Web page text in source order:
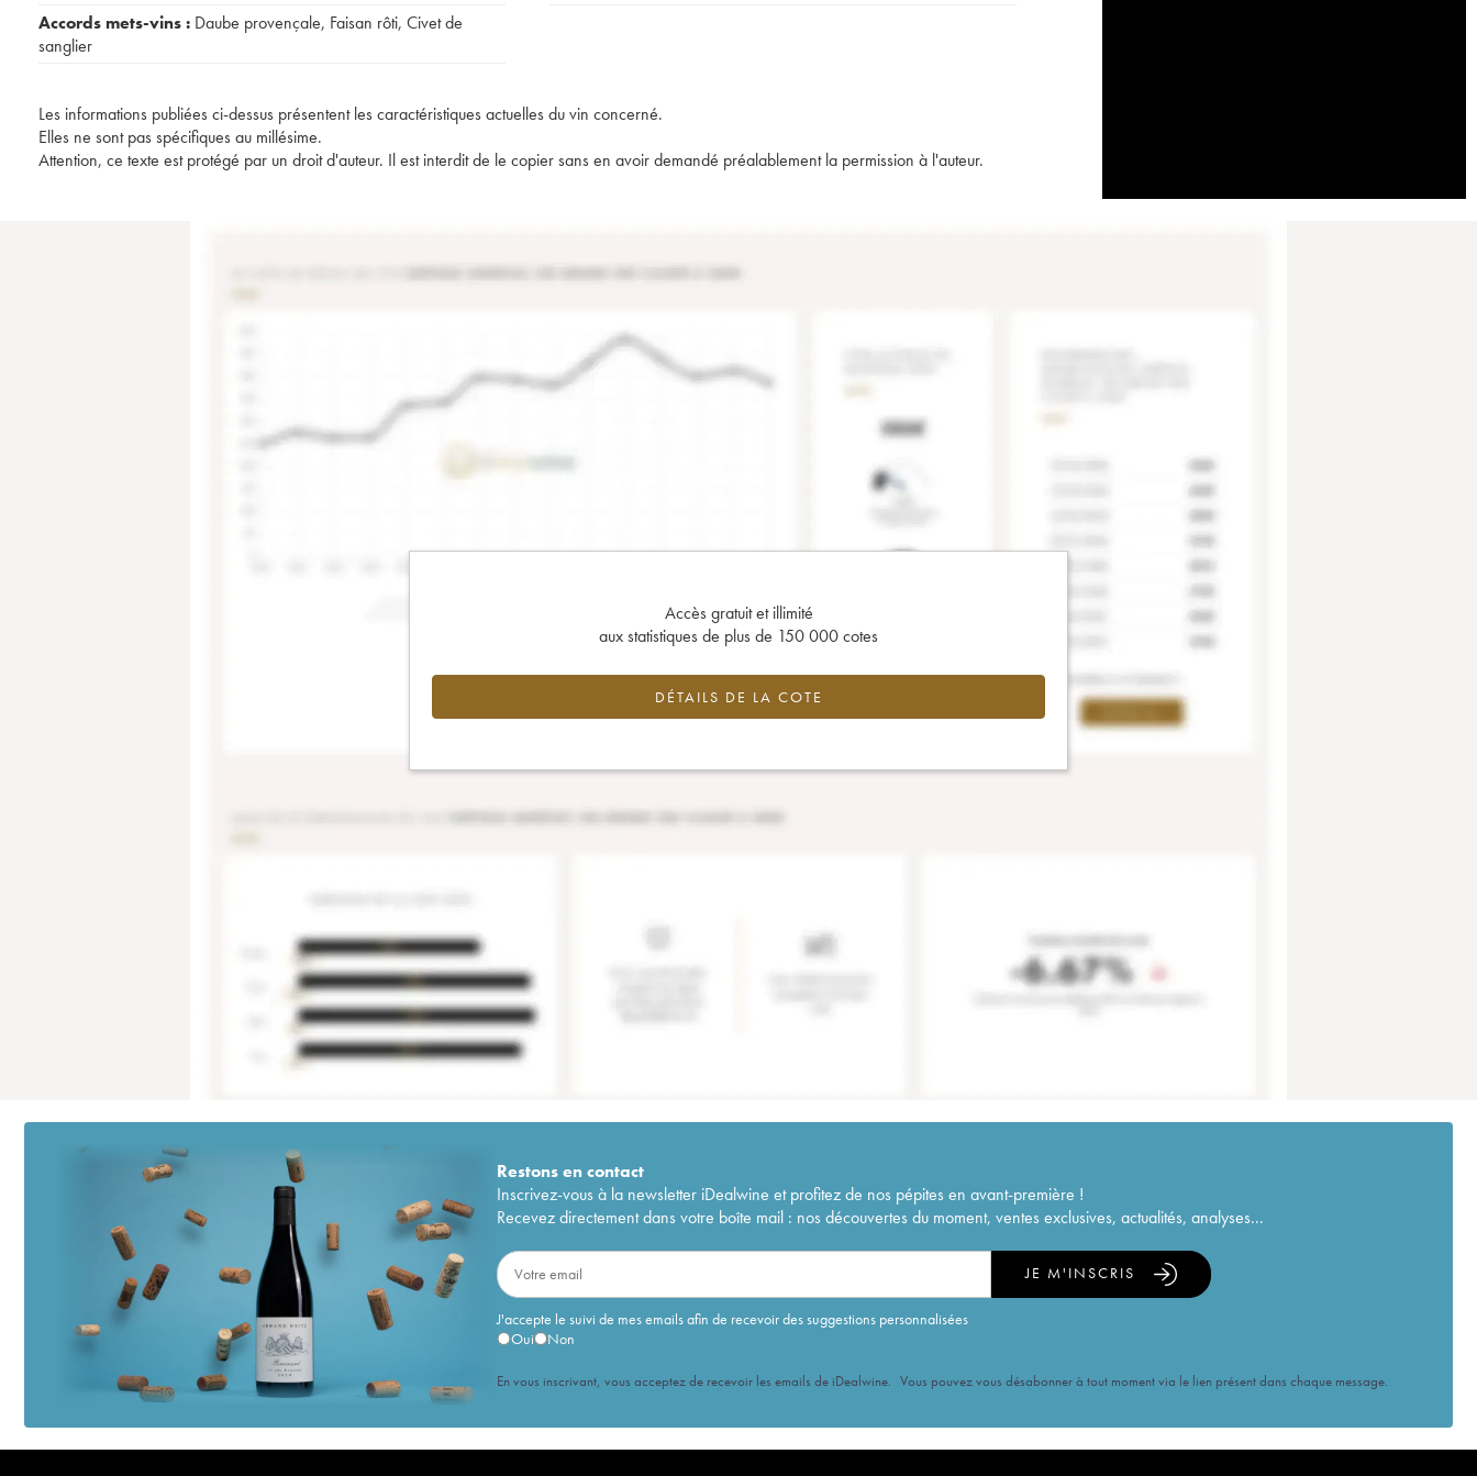
Accords mets-vins : Daube provençale, Faisan rôti, Civet de
sanglier
Les informations publiées ci-dessus présentent les caractéristiques actuelles du vin concerné.
Elles ne sont pas spécifiques au millésime.
Attention, ce texte est protégé par un droit d'auteur. Il est interdit de le copier sans en avoir demandé préalablement la permission à l'auteur.
Accès gratuit et illimité
aux statistiques de plus de 150 000 cotes
DÉTAILS DE LA COTE
Restons encontact
Inscrivez-vous à la newsletter iDealwine et profitez de nos pépites en avant-première !
Recevez directement dans votre boîte mail : nos découvertes du moment, ventes exclusives, actualités, analyses...
J'accepte le suivi de mes emails afin de recevoir des suggestions personnalisées
Oui
Non
JE M'INSCRIS
En vous inscrivant, vous acceptez de recevoir les emails de iDealwine. Vous pouvez vous désabonner à tout moment via le lien présent dans chaque message.